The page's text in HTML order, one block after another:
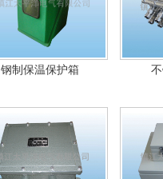
钢制保温保护箱